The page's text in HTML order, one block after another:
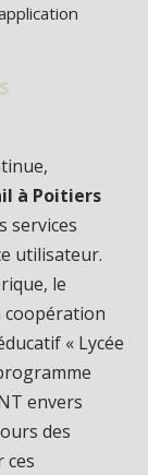
à Poitiers
services
utilisateur.
le
coopération
« Lycée
envers
des
ces